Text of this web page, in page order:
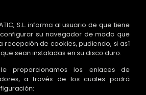
S.L. informa al usuario de que tiene
su navegador de modo que
recepción de cookies, pudiendo, si así
sean instaladas en su disco duro.
proporcionamos los enlaces de
a través de los cuales podrá